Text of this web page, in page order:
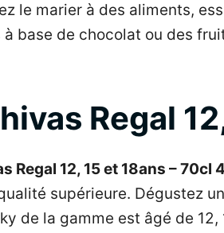
le marier à des aliments,
base de chocolat ou des
Regal
Regal 12, 15 et 18ans – 70cl
supérieure. Dégustez
de la gamme est âgé de